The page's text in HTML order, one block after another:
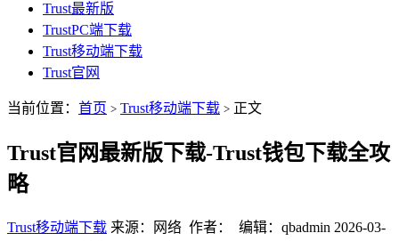
Trust最新版
TrustPC端下载
Trust移动端下载
Trust官网
当前位置： 首页 > Trust移动端下载 > 正文
Trust官网最新版下载-Trust钱包下载全攻
略
Trust移动端下载 来源：网络 作者： 编辑：qbadmin 2026-03-